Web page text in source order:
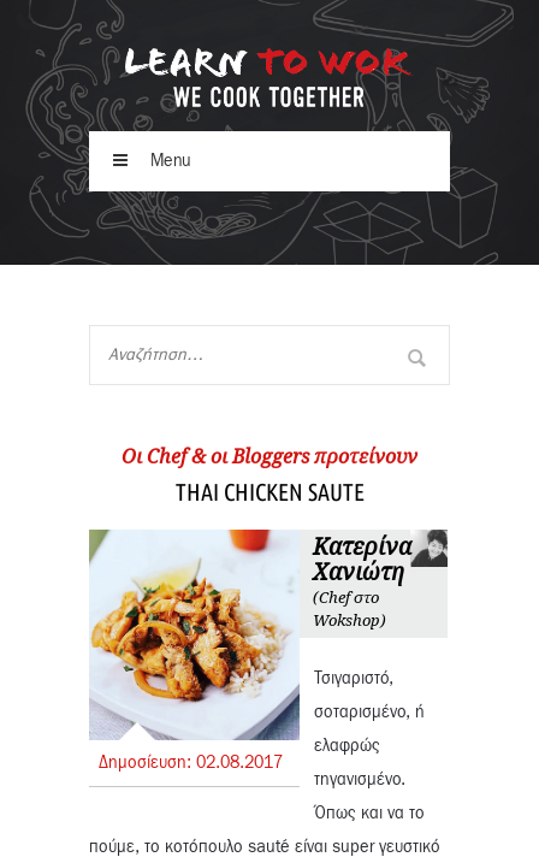
Menu
Oι Chef & οι Βloggers προτείνουν
THAI CHICKEN SAUTE
Δημοσίευση: 02.08.2017
Κατερίνα
Χανιώτη
(Chef στο
Wokshop)
Τσιγαριστό,
σοταρισμένο, ή
ελαφρώς
τηγανισμένο.
Όπως και να το
πούμε, το κοτόπουλο sauté είναι super γευστικό